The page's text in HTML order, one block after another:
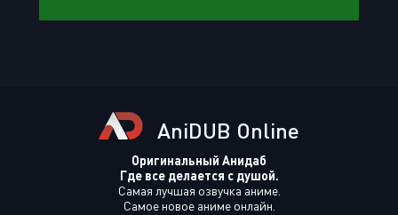
AniDUB Online
Оригинальный Анидаб
Где все делается с душой.
Самая лучшая озвучка аниме.
Самое новое аниме онлайн.